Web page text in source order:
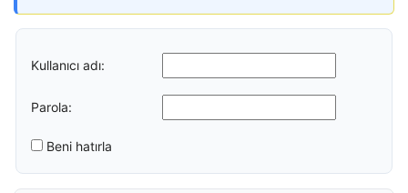
Kullanıcı adı:
Parola:
Beni hatırla